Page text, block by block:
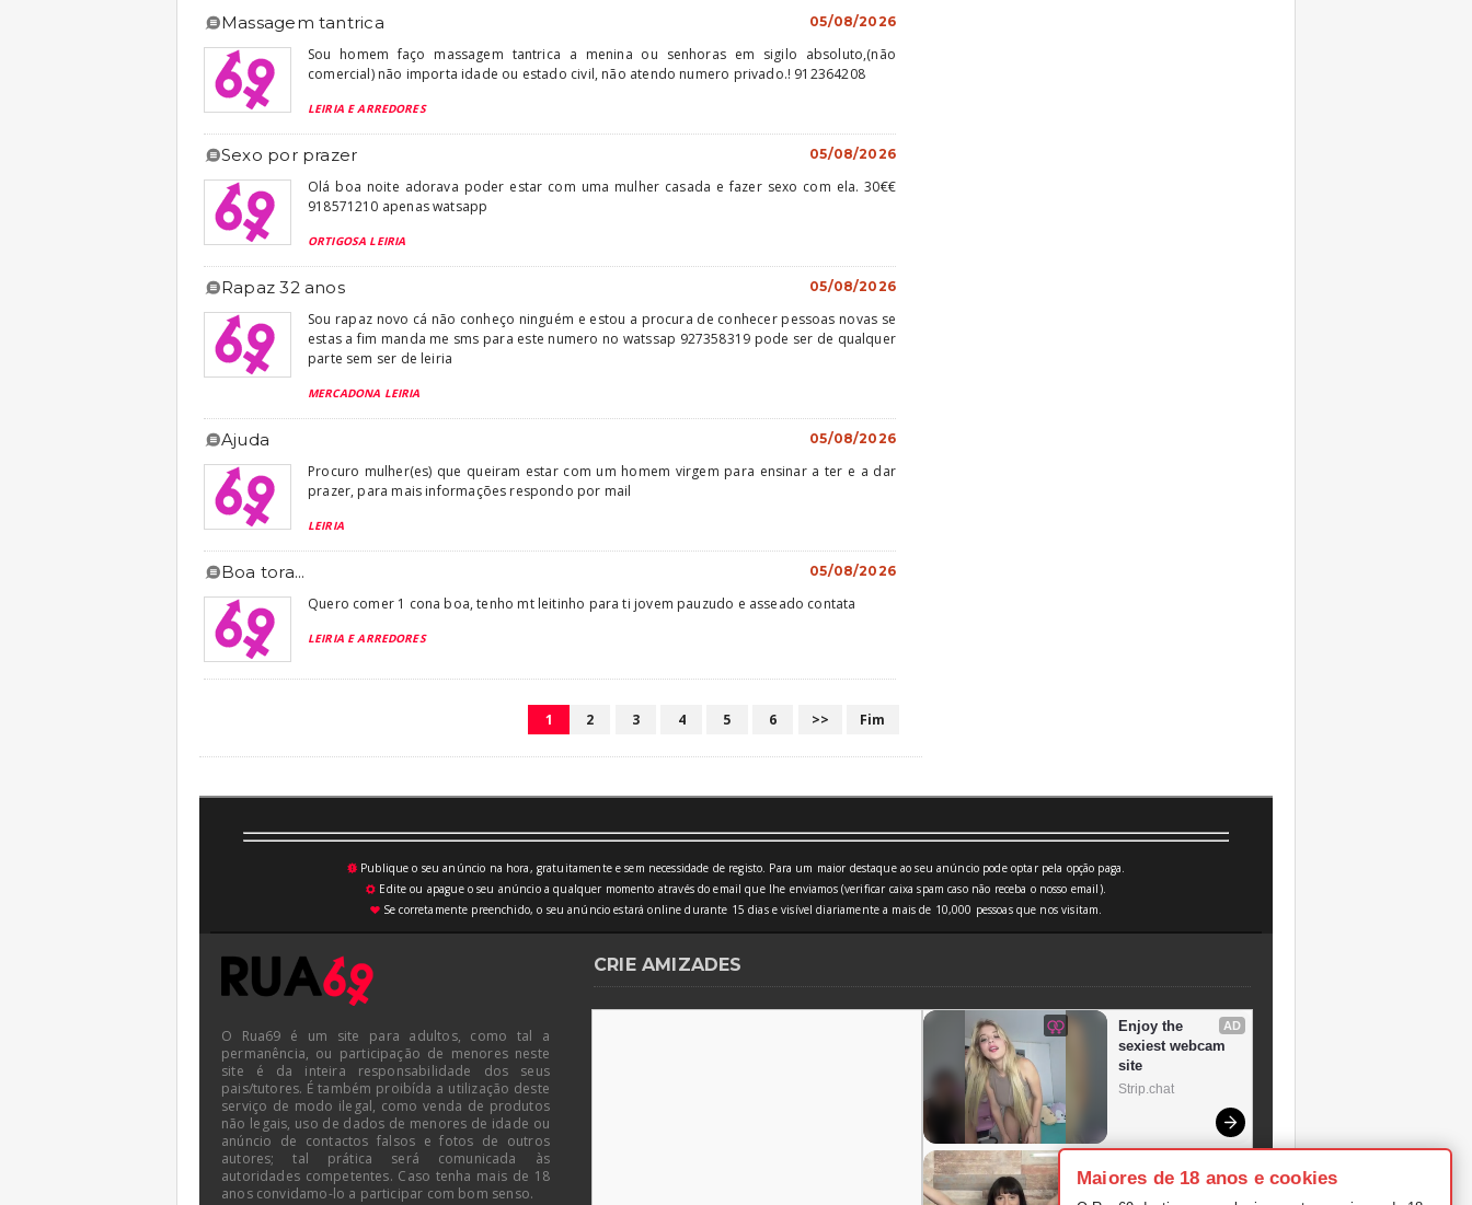
massagem tantrica 05/08/2026
Sou homem faço massagem tantrica a menina ou senhoras em sigilo absoluto,(não
comercial) não importa idade ou estado civil, não atendo numero privado.! 912364208
LEIRIA E ARREDORES
sexo por prazer 05/08/2026
Olá boa noite adorava poder estar com uma mulher casada e fazer sexo com ela. 30€€
918571210 apenas watsapp
ORTIGOSA LEIRIA
rapaz 32 anos 05/08/2026
Sou rapaz novo cá não conheço ninguém e estou a procura de conhecer pessoas novas se
estas a fim manda me sms para este numero no watssap 927358319 pode ser de qualquer
parte sem ser de leiria
MERCADONA LEIRIA
ajuda 05/08/2026
Procuro mulher(es) que queiram estar com um homem virgem para ensinar a ter e a dar
prazer, para mais informações respondo por mail
LEIRIA
boa tora... 05/08/2026
Quero comer 1 cona boa, tenho mt leitinho para ti jovem pauzudo e asseado contata
LEIRIA E ARREDORES
1 2 3 4 5 6 >> Fim
💥Publique o seu anúncio na hora, gratuitamente e sem necessidade de registo. Para um maior destaque ao seu anúncio pode optar pela opção paga.
⚙ Edite ou apague o seu anúncio a qualquer momento através do email que lhe enviamos (verificar caixa spam caso não receba o nosso email).
♥Se corretamente preenchido, o seu anúncio estará online durante 15 dias e visível diariamente a mais de 10,000 pessoas que nos visitam.
O Rua69 é um site para adultos, como tal a
permanência, ou participação de menores neste
site é da inteira responsabilidade dos seus
pais/tutores. É também proibída a utilização deste
serviço de modo ilegal, como venda de produtos
não legais, uso de dados de menores de idade ou
anúncio de contactos falsos e fotos de outros
autores; tal prática será comunicada às
autoridades competentes. Caso tenha mais de 18
anos convidamo-lo a participar com bom senso.
CRIE AMIZADES
Maiores de 18 anos e cookies